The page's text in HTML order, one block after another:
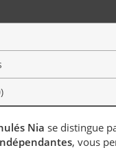
Nia se distingue
, vous